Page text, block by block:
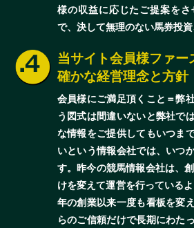
様の収益に応じたご提案を
で、決して無理のない馬券投資
当サイト会員様ファー
確かな経営理念と方針
会員様にご満足頂くこと＝弊
う図式は間違いないと弊社で
な情報をご提供してもいつま
いという情報会社では、いつ
す。昨今の競馬情報会社は、
けを変えて運営を行っている
年の創業以来一度も看板を変
らのご信頼だけで長期にわた